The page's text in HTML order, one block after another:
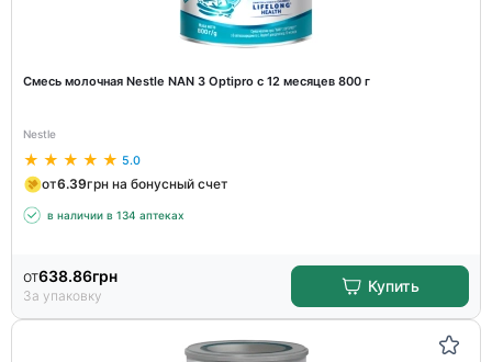
Смесь молочная Nestle NAN 3 Optipro с 12 месяцев 800 г
Nestle
5.0
от6.39грн на бонусный счет
в наличии в 134 аптеках
от638.86грн
За упаковку
Купить